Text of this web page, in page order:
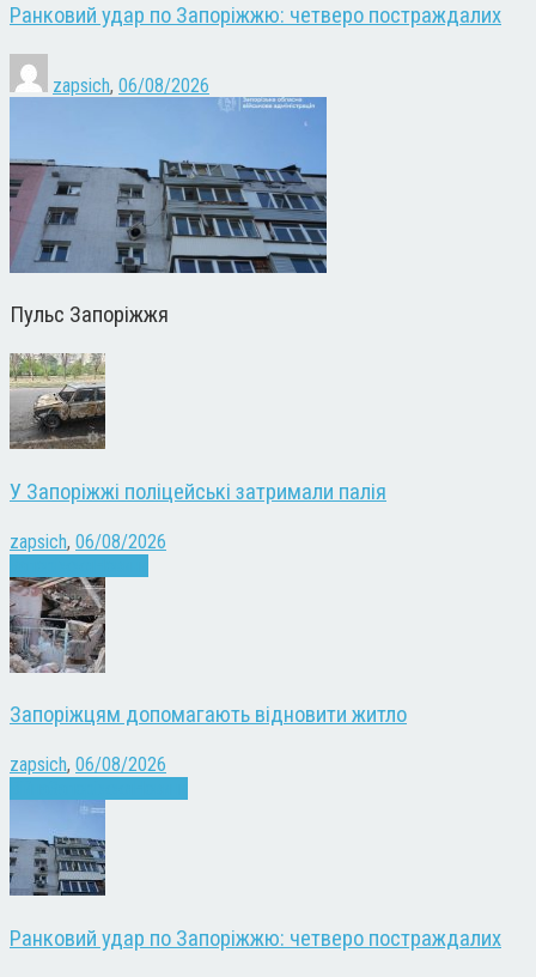
Ранковий удар по Запоріжжю: четверо постраждалих
zapsich, 06/08/2026
Пульс Запоріжжя
У Запоріжжі поліцейські затримали палія
zapsich, 06/08/2026
Запоріжцям допомагають відновити житло
zapsich, 06/08/2026
Ранковий удар по Запоріжжю: четверо постраждалих